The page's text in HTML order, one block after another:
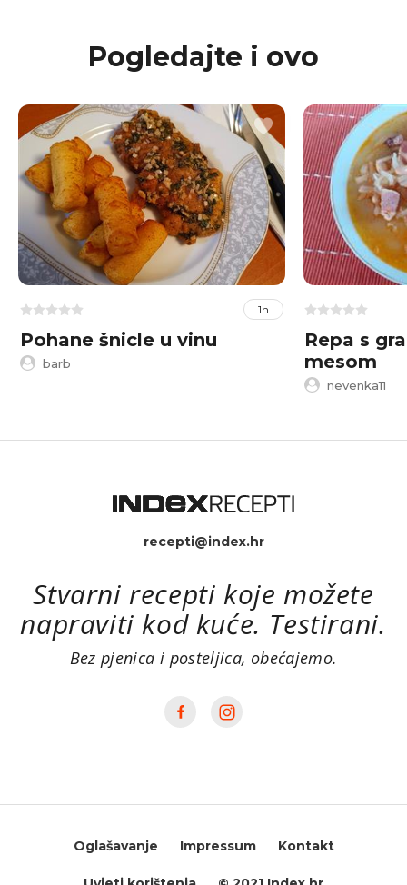
Pogledajte i ovo
1h
Pohane šnicle u vinu
barb
Repa s
mesom
nevenka11
recepti@index.hr
Stvarni recepti koje možete
napraviti kod kuće. Testirani.
Bez pjenica i posteljica, obećajemo.
Oglašavanje Impressum Kontakt